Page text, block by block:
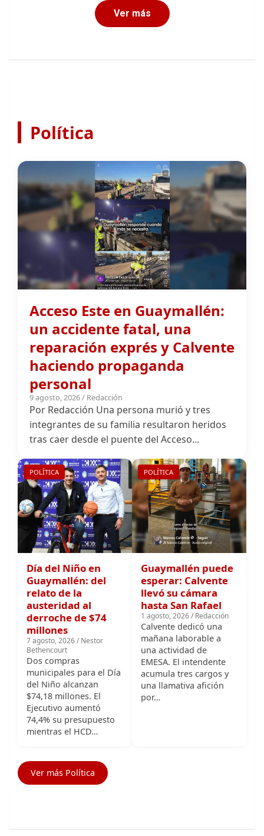
Acceso Este en Guaymallén:
un accidente fatal, una
reparación exprés y Calvente
haciendo propaganda
personal
9 agosto, 2026 / Redacción
Por Redacción Una persona murió y tres
integrantes de su familia resultaron heridos
tras caer desde el puente del Acceso…
POLÍTICA
Día del Niño en
Guaymallén: del
relato de la
austeridad al
derroche de $74
millones
7 agosto, 2026 / Nestor
Bethencourt
Dos compras
municipales para el Día
del Niño alcanzan
$74,18 millones. El
Ejecutivo aumentó
74,4% su presupuesto
mientras el HCD…
POLÍTICA
Guaymallén puede
esperar: Calvente
llevó su cámara
hasta San Rafael
1 agosto, 2026 / Redacción
Calvente dedicó una
mañana laborable a
una actividad de
EMESA. El intendente
acumula tres cargos y
una llamativa afición
por…
Ver más Política